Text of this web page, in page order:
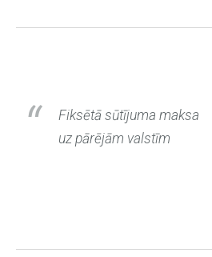
Fiksētā sūtījuma maksa
uz pārējām valstīm